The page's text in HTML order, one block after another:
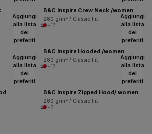
B&C Inspire Crew Neck /women
280 g/m² / Classic Fit
+17
Aggiungi
alla lista
dei
preferiti
Aggiungi
alla lista
dei
preferiti
B&C Inspire Hooded /women
280 g/m² / Classic Fit
+17
Aggiungi
alla lista
dei
preferiti
Aggiungi
alla lista
dei
preferiti
B&C Inspire Zipped Hood/ women
280 g/m² / Classic Fit
+7